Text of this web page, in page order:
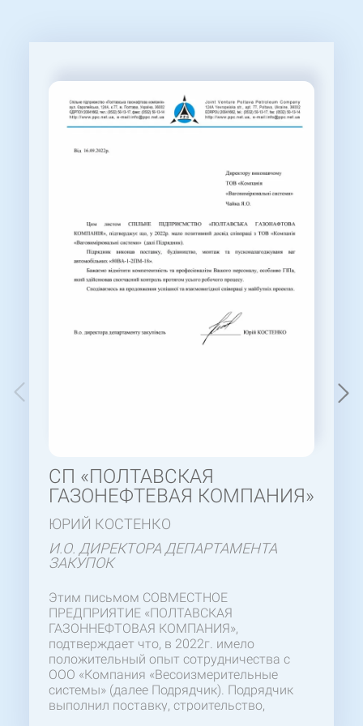
СП «ПОЛТАВСКАЯ
ГАЗОНЕФТЕВАЯ КОМПАНИЯ»
ЮРИЙ КОСТЕНКО
И.О. ДИРЕКТОРА ДЕПАРТАМЕНТА
ЗАКУПОК
Этим письмом СОВМЕСТНОЕ
ПРЕДПРИЯТИЕ «ПОЛТАВСКАЯ
ГАЗОННЕФТОВАЯ КОМПАНИЯ»,
подтверждает что, в 2022г. имело
положительный опыт сотрудничества с
ООО «Компания «Весоизмерительные
системы» (далее Подрядчик). Подрядчик
выполнил поставку, строительство,